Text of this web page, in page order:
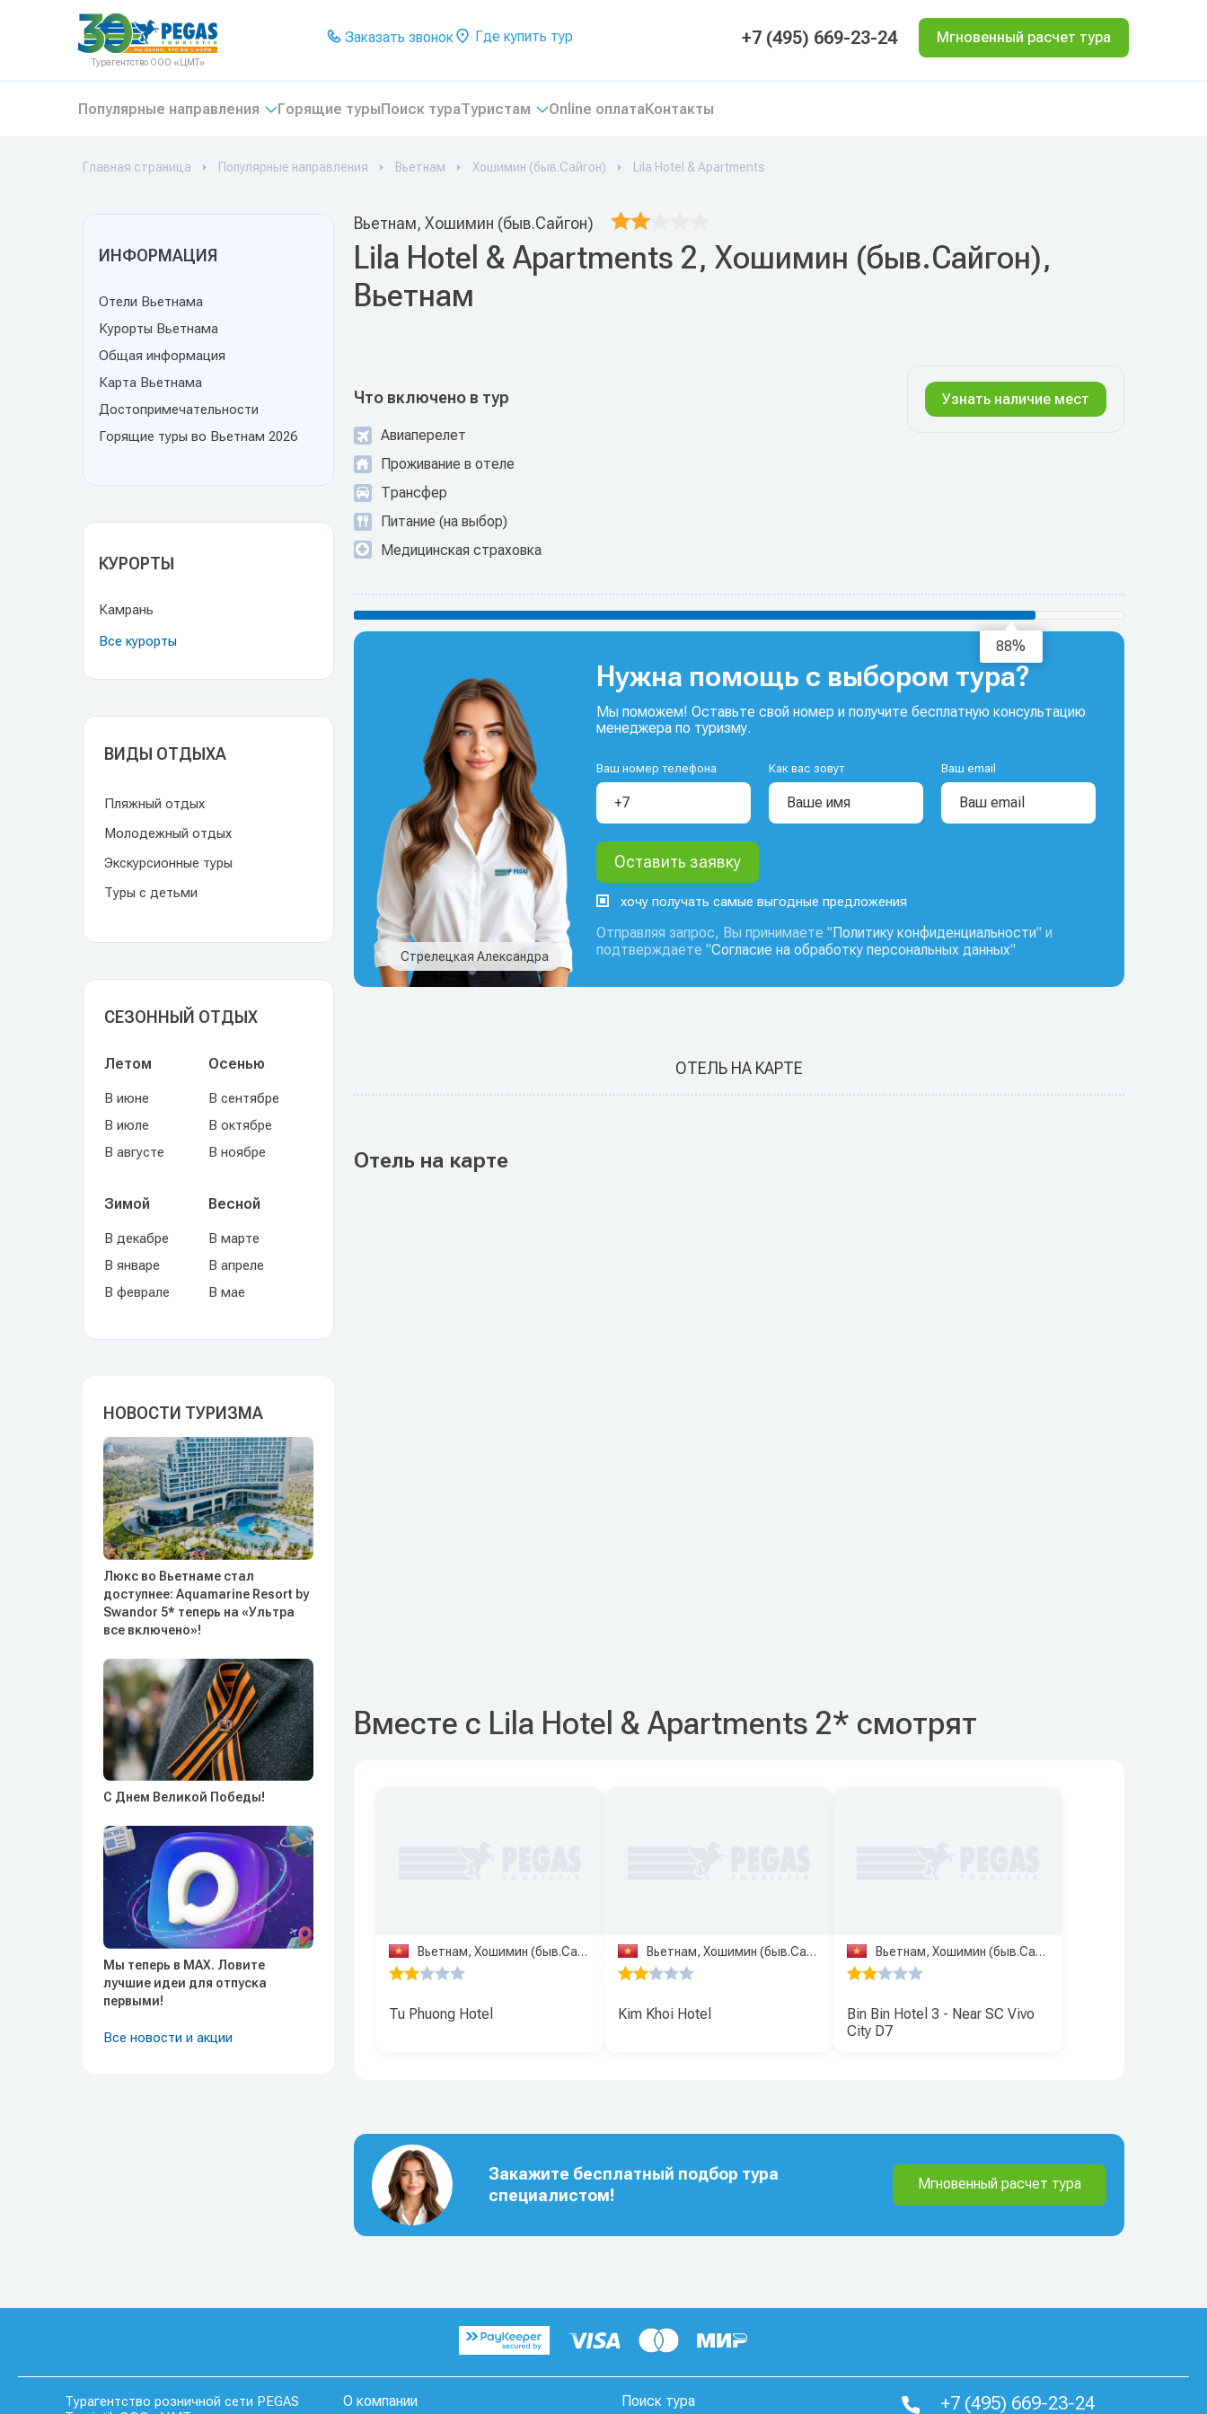
На главную
Турагентство ООО «ЦМТ»
Заказать звонок Где купить тур +7 (495) 669-23-24 Мгновенный расчет тура
Популярные направления Горящие турыПоиск тураТуристам Online оплатаКонтакты
Главная страница Популярные направления Вьетнам Хошимин (быв.Сайгон) Lila Hotel & Apartments
ИНФОРМАЦИЯ
Отели Вьетнама
Курорты Вьетнама
Общая информация
Карта Вьетнама
Достопримечательности
Горящие туры во Вьетнам 2026
КУРОРТЫ
Камрань
Все курорты
ВИДЫ ОТДЫХА
Пляжный отдых
Молодежный отдых
Экскурсионные туры
Туры с детьми
СЕЗОННЫЙ ОТДЫХ
Летом
В июне
В июле
В августе
Осенью
В сентябре
В октябре
В ноябре
Зимой
В декабре
В январе
В феврале
Весной
В марте
В апреле
В мае
НОВОСТИ ТУРИЗМА
Люкс во Вьетнаме стал
доступнее: Aquamarine Resort by
Swandor 5* теперь на «Ультра
все включено»!
С Днем Великой Победы!
Мы теперь в MAX. Ловите
лучшие идеи для отпуска
первыми!
Все новости и акции
Вьетнам, Хошимин (быв.Сайгон)
Lila Hotel & Apartments 2, Хошимин (быв.Сайгон),
Вьетнам
Что включено в тур
Авиаперелет
Проживание в отеле
Трансфер
Питание (на выбор)
Медицинская страховка
Узнать наличие мест
92%
Стрелецкая Александра
Нужна помощь с выбором тура?
Мы поможем! Оставьте свой номер и получите бесплатную консультацию
менеджера по туризму.
Ваш номер телефона Как вас зовут Ваш email
хочу получать самые выгодные предложения
Отправляя запрос, Вы принимаете " Политику конфиденциальности" и
подтверждаете "Согласие на обработку персональных данных"
ОТЕЛЬ НА КАРТЕ
Отель на карте
Вместе с Lila Hotel & Apartments 2* смотрят
Вьетнам, Хошимин (быв.Сайгон)
Tu Phuong Hotel
Вьетнам, Хошимин (быв.Сайгон)
Kim Khoi Hotel
Вьетнам, Хошимин (быв.Сайгон)
Bin Bin Hotel 3 - Near SC Vivo
City D7
Закажите бесплатный подбор тура
специалистом!
Мгновенный расчет тура
Турагентство розничной сети PEGAS
О компании Поиск тура +7 (495) 669-23-24